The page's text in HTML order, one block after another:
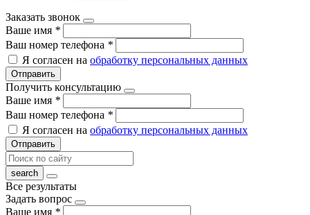
Заказать звонок
Ваше имя *
Ваш номер телефона *
Я согласен на обработку персональных данных
Отправить
Получить консультацию
Ваше имя *
Ваш номер телефона *
Я согласен на обработку персональных данных
Отправить
Все результаты
Задать вопрос
Ваше имя *